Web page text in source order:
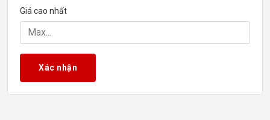
Giá cao nhất
Xác nhận